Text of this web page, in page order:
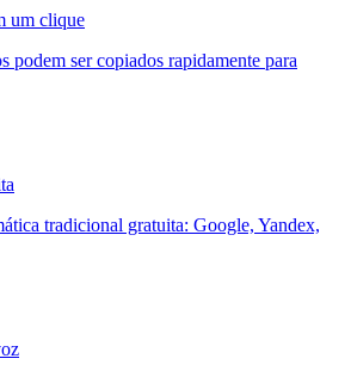
um clique
podem ser copiados rapidamente para
tradicional gratuita: Google, Yandex,